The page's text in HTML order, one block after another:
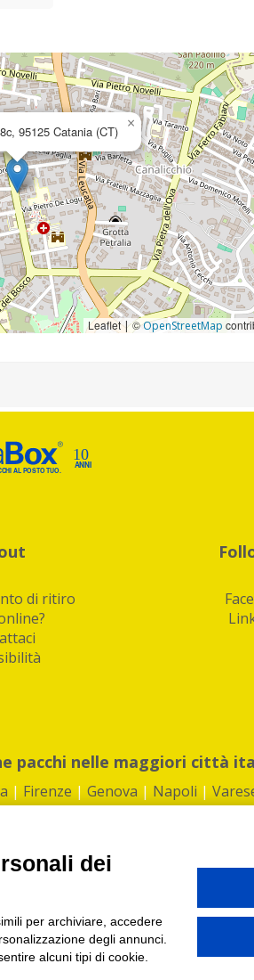
95125 Catania (CT) ×
Leaflet|©OpenStreetMap
di ritiro
pacchi nelle maggiori città
| Firenze | Genova | Napoli |
50.000€ |Whistleblowing|Privacy|
e Kipoint per ritirare i tuoi acquisti online e
dei
per archiviare, accedere
degli annunci.
alcuni tipi di cookie.